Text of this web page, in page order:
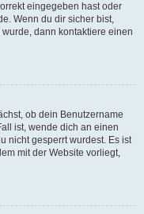
eingegeben hast oder
Wenn du dir sicher bist,
dann kontaktiere einen
ob dein Benutzername
ist, wende dich an einen
nicht gesperrt wurdest. Es ist
mit der Website vorliegt,